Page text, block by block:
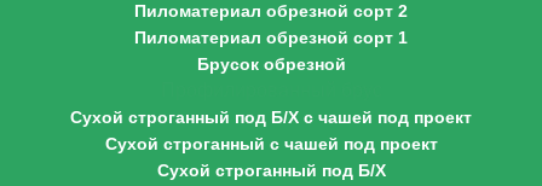
Пиломатериал обрезной сорт 2
Пиломатериал обрезной сорт 1
Брусок обрезной
Сухой строганный под Б/Х с чашей под проект
Сухой строганный с чашей под проект
Сухой строганный под Б/Х